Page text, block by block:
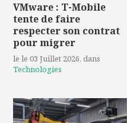
VMware : T-Mobile
tente de faire
respecter son contrat
pour migrer
le le 03 Juillet 2026, dans
Technologies